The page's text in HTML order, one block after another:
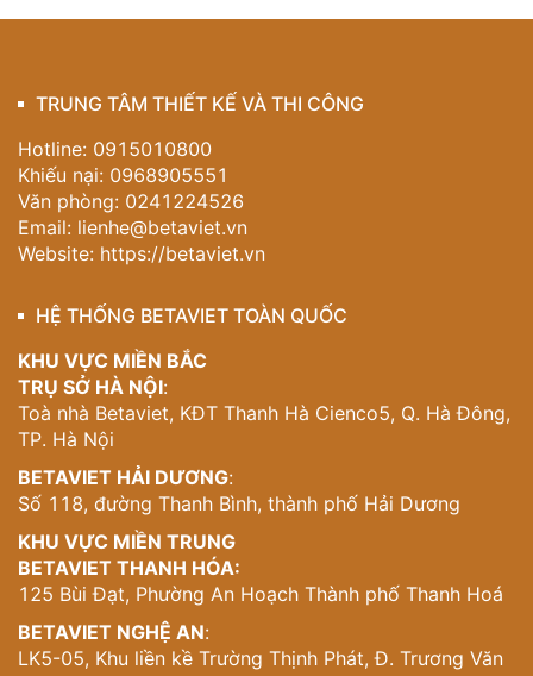
TRUNG TÂM THIẾT KẾ VÀ THI CÔNG
Hotline: 0915010800
Khiếu nại: 0968905551
Văn phòng: 0241224526
Email: lienhe@betaviet.vn
Website: https://betaviet.vn
HỆ THỐNG BETAVIET TOÀN QUỐC
KHU VỰC MIỀN BẮC
TRỤ SỞ HÀ NỘI:
Toà nhà Betaviet, KĐT Thanh Hà Cienco5, Q. Hà Đông,
TP. Hà Nội
BETAVIET HẢI DƯƠNG:
Số 118, đường Thanh Bình, thành phố Hải Dương
KHU VỰC MIỀN TRUNG
BETAVIET THANH HÓA:
125 Bùi Đạt, Phường An Hoạch Thành phố Thanh Hoá
BETAVIET NGHỆ AN:
LK5-05, Khu liền kề Trường Thịnh Phát, Đ. Trương Văn